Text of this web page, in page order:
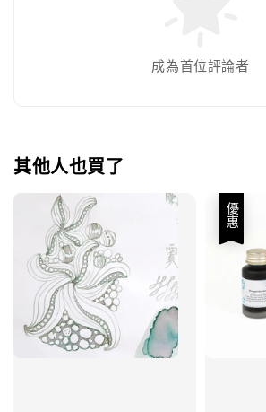
成為首位評論者
其他人也買了
優惠